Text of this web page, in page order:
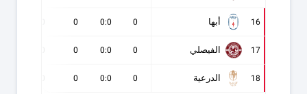
16 أبها 0
0:0
0
17 الفيصلي 0
0:0
0
18 الدرعية 0
0:0
0